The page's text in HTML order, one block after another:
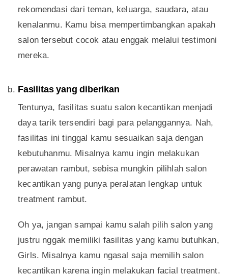
rekomendasi dari teman, keluarga, saudara, atau
kenalanmu. Kamu bisa mempertimbangkan apakah
salon tersebut cocok atau enggak melalui testimoni
mereka.
Fasilitas yang diberikan
Tentunya, fasilitas suatu salon kecantikan menjadi
daya tarik tersendiri bagi para pelanggannya. Nah,
fasilitas ini tinggal kamu sesuaikan saja dengan
kebutuhanmu. Misalnya kamu ingin melakukan
perawatan rambut, sebisa mungkin pilihlah salon
kecantikan yang punya peralatan lengkap untuk
treatment rambut.
Oh ya, jangan sampai kamu salah pilih salon yang
justru nggak memiliki fasilitas yang kamu butuhkan,
Girls. Misalnya kamu ngasal saja memilih salon
kecantikan karena ingin melakukan facial treatment.